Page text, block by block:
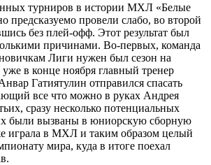
турниров в истории МХЛ «Белые
предсказуемо провели слабо, во второй
без плей-офф. Этот результат был
причинами. Во-первых, команда
Лиги нужен был сезон на
в конце ноября главный тренер
Гатиятулин отправился спасать
все что можно в руках Андрея
сразу несколько потенциальных
были вызваны в юниорскую сборную
играла в МХЛ и таким образом целый
мира, куда в итоге поехал